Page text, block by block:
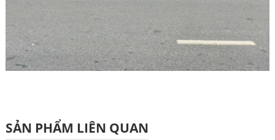
SẢN PHẨM LIÊN QUAN